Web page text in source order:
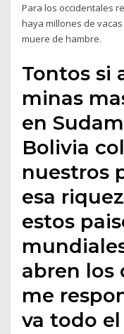
Para los occidentales
haya millones de
muere de hambre.
Tontos si
minas
en
Bolivia
nuestros
esa
estos
abren los
me
va todo